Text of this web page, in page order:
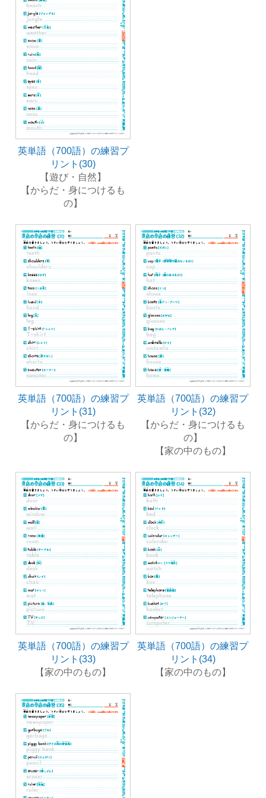
英単語（700語）の練習プ
リント(30)
【遊び・自然】
【からだ・身につけるも
の】
英単語（700語）の練習プ
リント(31)
【からだ・身につけるも
の】
英単語（700語）の練習プ
リント(32)
【からだ・身につけるも
の】
【家の中のもの】
英単語（700語）の練習プ
リント(33)
【家の中のもの】
英単語（700語）の練習プ
リント(34)
【家の中のもの】